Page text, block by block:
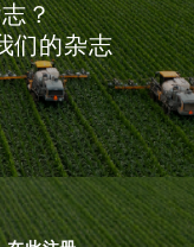
？
们的杂志